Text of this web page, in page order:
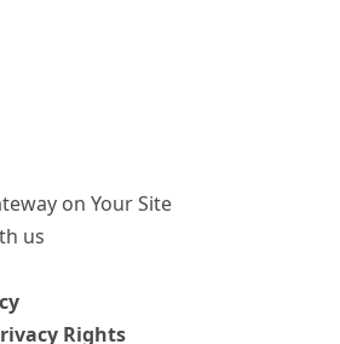
on Your Site
us
Rights